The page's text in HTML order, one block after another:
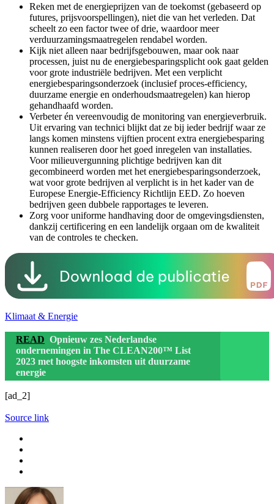
Reken met de energieprijzen van de toekomst (gebaseerd op
futures, prijsvoorspellingen), niet die van het verleden. Dat
scheelt zo een factor twee of drie, waardoor meer
verduurzamingsmaatregelen rendabel worden.
Kijk niet alleen naar bedrijfsgebouwen, maar ook naar
processen, juist nu de energiebesparingsplicht ook gaat gelden
voor grote industriële bedrijven. Met een verplicht
energiebesparingsonderzoek (inclusief proces-efficiency,
duurzame energie en onderhoudsmaatregelen) kan hierop
gehandhaafd worden.
Verbeter én vereenvoudig de monitoring van energieverbruik.
Uit ervaring van technici blijkt dat ze bij ieder bedrijf waar ze
langs komen minstens vijftien procent extra energiebesparing
kunnen realiseren door het goed inregelen van installaties.
Voor milieuvergunning plichtige bedrijven kan dit
gecombineerd worden met het energiebesparingsonderzoek,
wat voor grote bedrijven al verplicht is in het kader van de
Europese Energie-Efficiency Richtlijn EED. Zo hoeven
bedrijven geen dubbele rapportages te leveren.
Zorg voor uniforme handhaving door de omgevingsdiensten,
dankzij certificering en een landelijk orgaan om de kwaliteit
van de controles te checken.
Klimaat & Energie
READ Opnieuw zes Nederlandse
ondernemingen in The CLEAN200™ List
2023 met hoogste inkomsten uit duurzame
energie
[ad_2]
Source link